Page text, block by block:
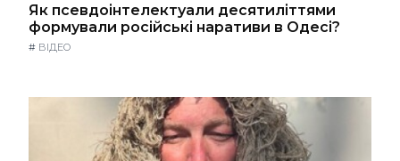
Як псевдоінтелектуали десятиліттями
формували російські наративи в Одесі?
# ВІДЕО